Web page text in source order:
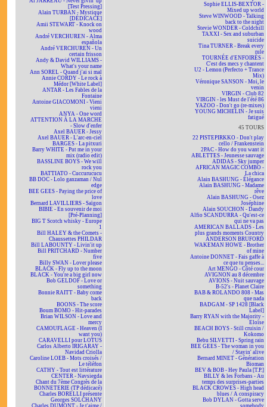
[Test Pressing]
Alain TURBAN - Mystique
[DÉDICACÉ]
Amii STEWART - Knock on
wood
André VERCHUREN - Alma
española
André VERCHUREN - Un
certain frisson
Andy & David WILLIAMS -
What's your name
Ann SOREL - Quand j'ai si mal
Annie CORDY - Le rock à
Médor [White Label]
ANTAR - Les Fables de la
Fontaine
Antoine GIACOMONI - Vieni
vieni
ANYA - One word
ATTENTION À LA MARCHE
- Slow d'enfer
Axel BAUER - Jessy
Axel BAUER - L'arc-en-ciel
BARGES - La pitxuri
Barry WHITE - Put me in your
mix (radio edit)
BASSLINE BOYS - We will
rock you
BATTIATO - Cuccurucucu
BB DOC - Lolo ganzaman / Nul
edge
BEE GEES - Paying the price of
love
Bernard LAVILLIERS - Saïgon
BIBIE - En souvenir de moi
[Pré-Planning]
BIG T Scotch whisky - Europe
1
Bill HALEY & the Comets -
Chaussettes PHILDAR
Bill LABOUNTY - Livin'it up
Bill PRITCHARD - Number
five
Billy SWAN - Lover please
BLACK - Fly up to the moon
BLACK - You're a big girl now
Bob GELDOF - Love or
something
Bonnie RAITT - Baby come
back
BOONS - The score
Boum BOMO - Hit-parades
Brian WILSON - Love and
mercy
CAMOUFLAGE - Heaven (I
want you)
CARAVELLI pour LOTUS
Carlos Alberto IRIGARAY -
Navidad Criolla
Caroline LOEB - Mots croisés /
Le téléfon
CATHY - Tout est littérature
CENTER - Navsiegda
Chant du 7ème Congrès de la
BONNETERIE (TP dédicacé)
Charles BORELLI présente
Georges SOLCHANY
Charles DUMONT - Je t'aime /
Sophie ELLIS-BEXTOR -
Mixed up world
Steve WINWOOD - Talking
back to the night
Stevie WONDER - Coldchill
TAXXI - Sex and suburban
suicide
Tina TURNER - Break every
rule
TOURNÉE d'ENFOIRÉS -
C'est des mecs y chantent
U2 - Lemon (Perfecto + Trance
Mix)
Véronique SANSON - Moi, le
venin
VIRGIN - Club 82
VIRGIN - les Must de l'été 86
YAZOO - Don't go (re-mixes)
YOUNG MICHELIN - Je suis
fatigué
45 TOURS
22 PISTEPIRKKO - Don't play
cello / Frankenstein
2PAC - How do you want it
ABLETTES - Jeunesse sauvage
ADIDAS - Sky jumper
AFRICAN MAGIC COMBO -
La chica
Alain BASHUNG - Élégance
Alain BASHUNG - Madame
rêve
Alain BASHUNG - Osez
Joséphine
Alain SOUCHON - Dandy
Alfio SCANDURRA - Qu'est-ce
qui ne va pas
AMERICAN BALLADS - Les
plus grands moments Country
ANDERSON BRUFORD
WAKEMAN HOWE - Brother
of mine
Antoine DONNET - Fais gaffe à
ce que tu penses...
Art MENGO - Côté cour
AVIGNON au 8 décembre
AVIONS - Nuit sauvage
B-52's - Planet Claire
BAB & ROLANDO 808 - Mas
que nada
BADGAM - SP 1428 [Black
Label]
Barry RYAN with the Majority -
Eloïse
BEACH BOYS - Still cruisin /
Kokomo
Bebu SILVETTI - Spring rain
BEE GEES - The woman in you
/ Stayin' alive
Bernard MINET - Génération
Bioman
BEV & BOB - Hey Paula [T.P.]
BILLY & les Forbans - Au
temps des surprises-parties
BLACK CROWES - High head
blues / A conspiracy
Bob DYLAN - Gotta serve
somebody